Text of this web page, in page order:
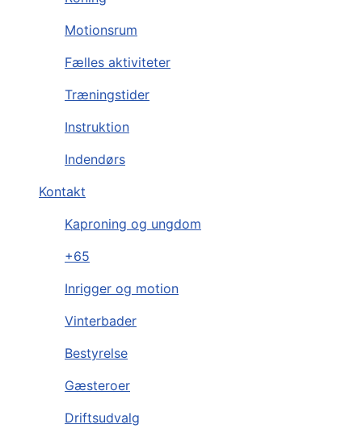
Motionsrum
Fælles aktiviteter
Træningstider
Instruktion
Indendørs
Kontakt
Kaproning og ungdom
+65
Inrigger og motion
Vinterbader
Bestyrelse
Gæsteroer
Driftsudvalg